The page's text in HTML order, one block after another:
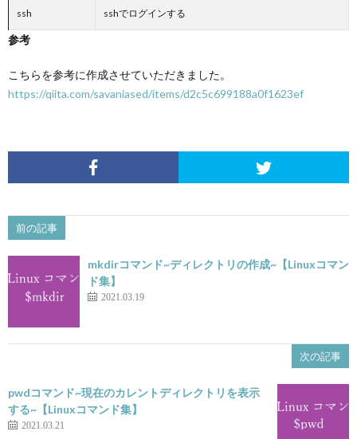
ssh sshでログインする
参考
こちらを参考に作成させていただきました。
https://qiita.com/savaniased/items/d2c5c699188a0f1623ef
前の記事
mkdirコマンド~ディレクトリの作成~【Linuxコマン
ド集】
2021.03.19
次の記事
pwdコマンド~現在のカレントディレクトリを表示
する~【Linuxコマンド集】
2021.03.21